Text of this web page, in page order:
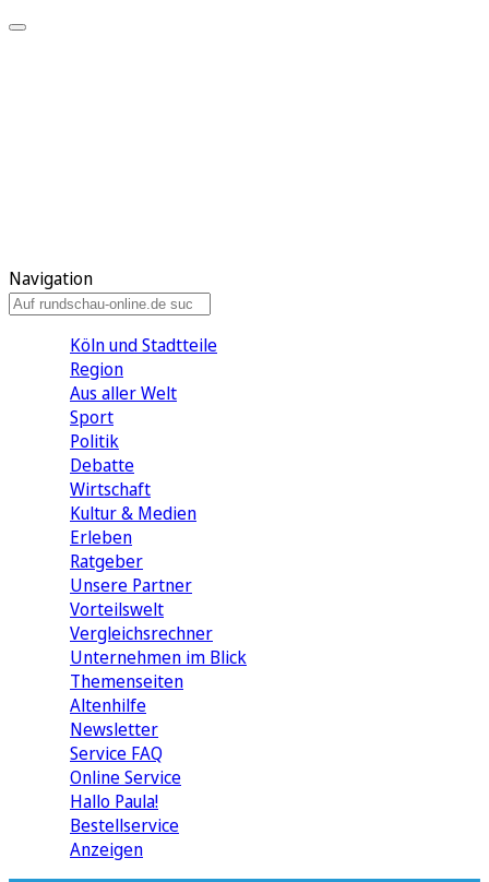
Navigation
Köln und Stadtteile
Region
Aus aller Welt
Sport
Politik
Debatte
Wirtschaft
Kultur & Medien
Erleben
Ratgeber
Unsere Partner
Vorteilswelt
Vergleichsrechner
Unternehmen im Blick
Themenseiten
Altenhilfe
Newsletter
Service FAQ
Online Service
Hallo Paula!
Bestellservice
Anzeigen